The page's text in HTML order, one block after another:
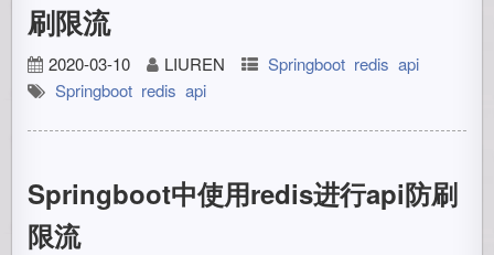
刷限流
2020-03-10 LIUREN Springboot redis api
Springboot redis api
Springboot中使用redis进行api防刷
限流